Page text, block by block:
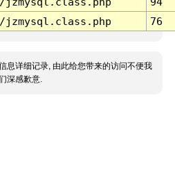
76
息详细记录, 由此给您带来的访问不便我
深感歉意.